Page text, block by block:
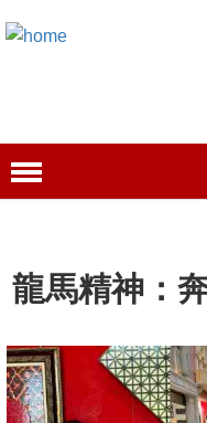
龍馬精神：